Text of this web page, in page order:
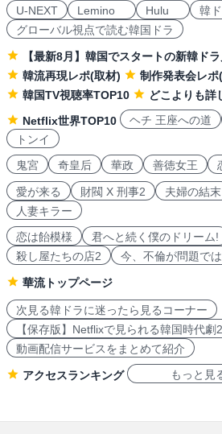
U-NEXT
Lemino Hulu
韓
グローバル視点で読む韓国ドラ
【最新8月】韓国でスタートの新韓ド
韓流再現レポ(取材)
制作発表会レポ
韓国TV視聴率TOP10
どこよりも詳
Netflix世界TOP10
ヘチ 王座への道
トンイ
鬼宮
奇皇后 華政 善徳女王
愛が来る 財閥 X 刑事2 夫婦の結末
人妻キラー
恋は飴模様
君へと続く僕のドリーム!
殺し屋たちの店2
今、不倫が問題で
華流トップページ
次見る韓ドラに迷ったら見るコーナー
【保存版】Netflixで見られる韓国時代劇
動画配信サービスをまとめて紹介
アクセスランキング もっと見